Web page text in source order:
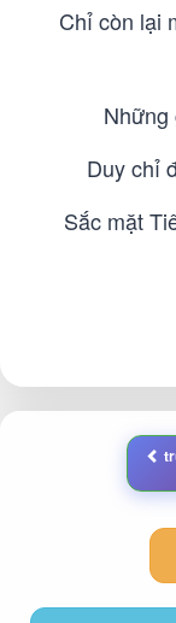
Chỉ còn lại
Những
Duy chỉ
Sắc mặt